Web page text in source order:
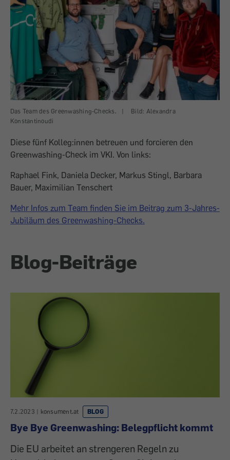
Das Team des Greenwashing-Checks. |
Bild: Alexandra
Konstantinoudi
Diese fünf Kolleg:innen betreuen und forcieren den
Greenwashing-Check im VKI. Von links:
Raphael Fink, Daniela Decker, Markus Stingl, Barbara
Bauer, Maximilian Tenschert
Mehr Infos zum Team finden Sie im Beitrag zum 3-Jahres-
Jubiläum des Greenwashing-Checks.
Blog-Beiträge
7.2.2023 | konsument.at BLOG
Bye Bye Greenwashing: Belegpflicht kommt
Die EU arbeitet an strengeren Regeln zu